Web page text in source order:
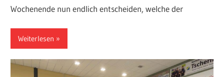
Wochenende nun endlich entscheiden, welche der
Weiterlesen